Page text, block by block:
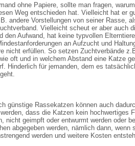
ohne Papiere, sollte man fragen,
Weg entschieden hat. Vielleicht hat er
andere Vorstellungen von seiner Rasse,
Vielleicht scheut er aber auch
den Aufwand, hat keine typvollen
an Aufzucht und
nicht erfüllen. So setzen Zuchtverbände
oft und in welchem Abstand eine Katze
Hinderlich für jemanden, dem es
günstige Rassekatzen können auch
dass die Katzen kein hochwertiges
nicht geimpft oder entwurmt werden oder
abgegeben werden, nämlich dann, wenn
werden und weitere Kosten